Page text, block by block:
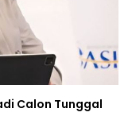
Calon Tunggal